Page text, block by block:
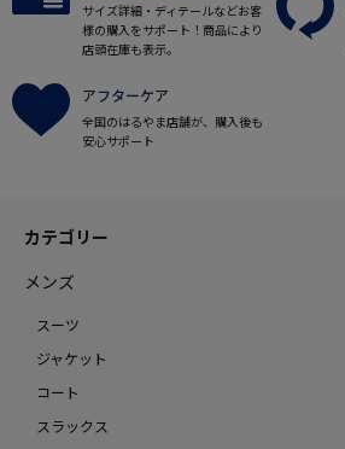
サイズ詳細・ディテールなどお客
様の購入をサポート！商品により
店頭在庫も表示。
アフターケア
全国のはるやま店舗が、購入後も
安心サポート
カテゴリー
メンズ
スーツ
ジャケット
コート
スラックス